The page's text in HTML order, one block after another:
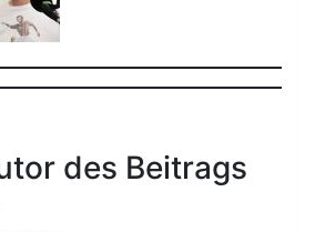
des Beitrags